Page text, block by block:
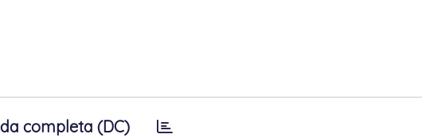
completa (DC)